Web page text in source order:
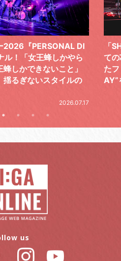
!!!」ロックバンドとし
笑顔と感謝で泳ぎ切っ
DAY2“GOODBYE D
気
レ
us